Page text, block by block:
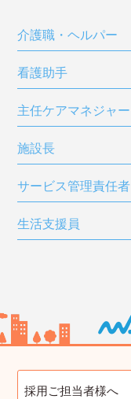
介護職・ヘルパー
看護助手
主任ケアマネジャー
施設長
サービス管理責任者
生活支援員
採用ご担当者様へ